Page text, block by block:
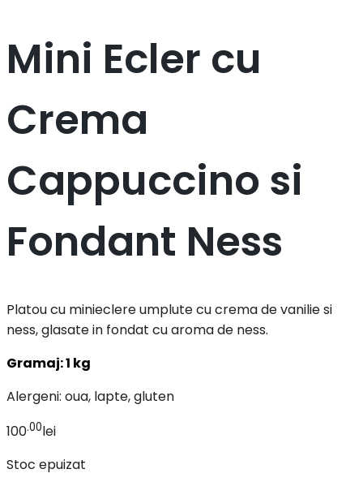
Mini Ecler cu
Crema
Cappuccino si
Fondant Ness
Platou cu minieclere umplute cu crema de vanilie si
ness, glasate in fondat cu aroma de ness.
Gramaj: 1 kg
Alergeni: oua, lapte, gluten
100.00lei
Stoc epuizat